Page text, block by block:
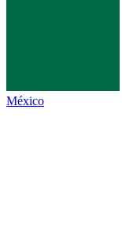
México